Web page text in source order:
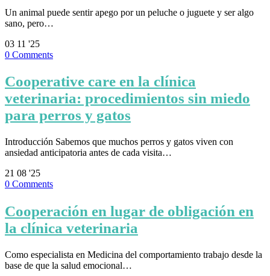
Un animal puede sentir apego por un peluche o juguete y ser algo
sano, pero…
03 11 '25
0 Comments
Cooperative care en la clínica
veterinaria: procedimientos sin miedo
para perros y gatos
Introducción Sabemos que muchos perros y gatos viven con
ansiedad anticipatoria antes de cada visita…
21 08 '25
0 Comments
Cooperación en lugar de obligación en
la clínica veterinaria
Como especialista en Medicina del comportamiento trabajo desde la
base de que la salud emocional…